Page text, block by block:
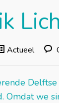
Actueel
Delftse
Omdat we